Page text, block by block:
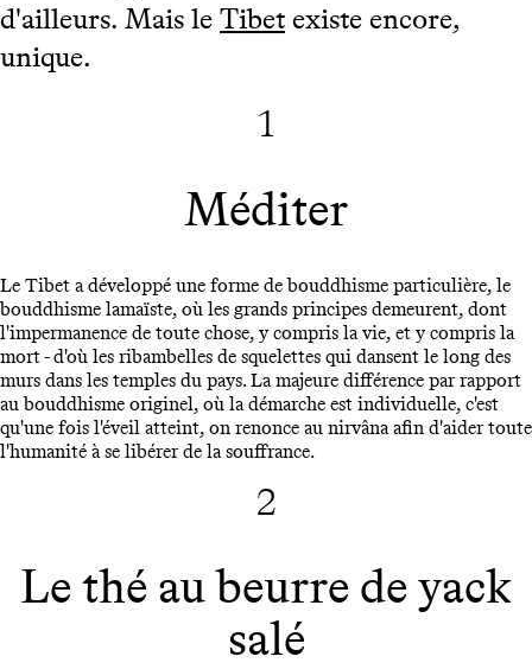
d'ailleurs. Mais le Tibet existe encore,
unique.
1
Méditer
Le Tibet a développé une forme de bouddhisme particulière, le
bouddhisme lamaïste, où les grands principes demeurent, dont
l'impermanence de toute chose, y compris la vie, et y compris la
mort - d'où les ribambelles de squelettes qui dansent le long des
murs dans les temples du pays. La majeure différence par rapport
au bouddhisme originel, où la démarche est individuelle, c'est
qu'une fois l'éveil atteint, on renonce au nirvâna afin d'aider toute
l'humanité à se libérer de la souffrance.
2
Le thé au beurre de yack
salé